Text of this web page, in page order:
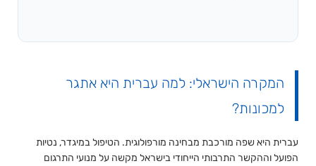
המקרה הישראלי: למה עברית היא אתגר
למכונות?
עברית היא שפה מורכבת מבחינה מורפולוגית. הטיפול במיגדר, נטיות
הפועל וההקשר התרבותי הייחודי בישראל מקשה על מנועי התרגום